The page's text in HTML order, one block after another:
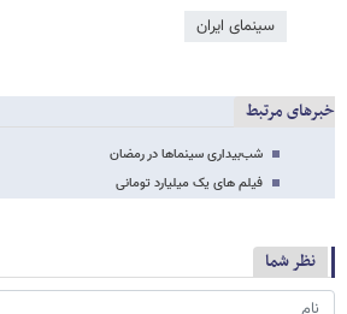
سینمای ایران
خبرهای مرتبط
شب‌بیداری سینما‌ها در رمضان
فیلم های یک میلیارد تومانی
نظر شما